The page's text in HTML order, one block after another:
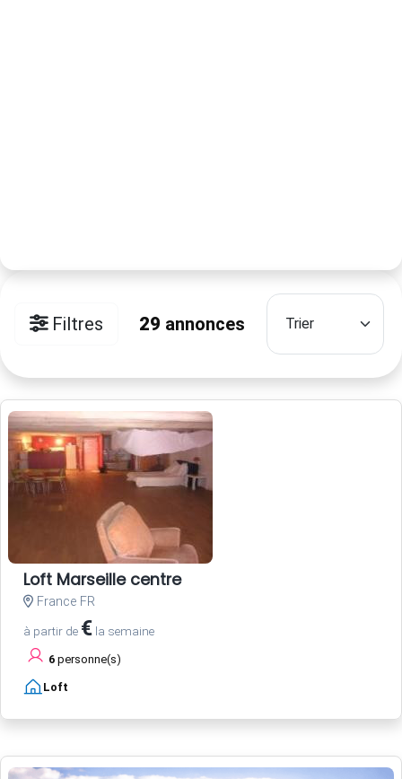
Filtres 29 annonces
Loft Marseille centre
France FR
à partir de € la semaine
6 personne(s)
Loft